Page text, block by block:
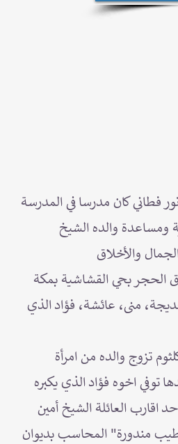
كان مدرسا في المدرسة
ومساعدة والده الشيخ
والأخلاق
فطاني بزقاق الحجر بحي القشاشية بمكة
منى، عائشة، فؤاد الذي
تزوج والده من امرأة
توفي اخوه فؤاد الذي يكبره
اقارب العائلة الشيخ أمين
مندورة" المحاسب بديوان